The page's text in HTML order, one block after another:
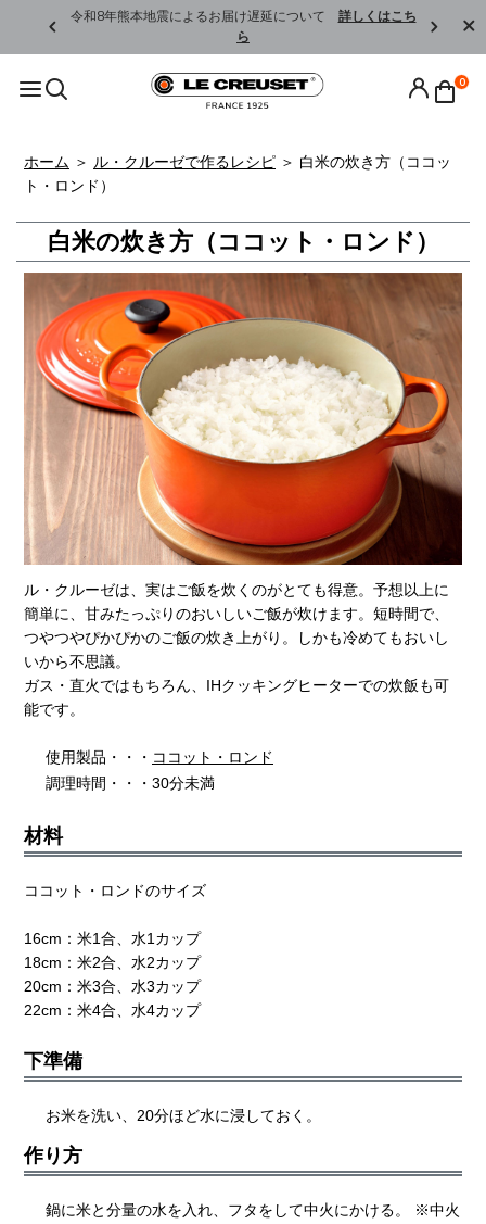
令和8年熊本地震によるお届け遅延について 詳しくはこち
ら
0
ホーム ＞ ル・クルーゼで作るレシピ ＞ 白米の炊き方（ココッ
ト・ロンド）
白米の炊き方（ココット・ロンド）
ル・クルーゼは、実はご飯を炊くのがとても得意。予想以上に
簡単に、甘みたっぷりのおいしいご飯が炊けます。短時間で、
つやつやぴかぴかのご飯の炊き上がり。しかも冷めてもおいし
いから不思議。
ガス・直火ではもちろん、IHクッキングヒーターでの炊飯も可
能です。
使用製品・・・ ココット・ロンド
調理時間・・・30分未満
材料
ココット・ロンドのサイズ
16cm：米1合、水1カップ
18cm：米2合、水2カップ
20cm：米3合、水3カップ
22cm：米4合、水4カップ
下準備
お米を洗い、20分ほど水に浸しておく。
作り方
鍋に米と分量の水を入れ、フタをして中火にかける。 ※中火